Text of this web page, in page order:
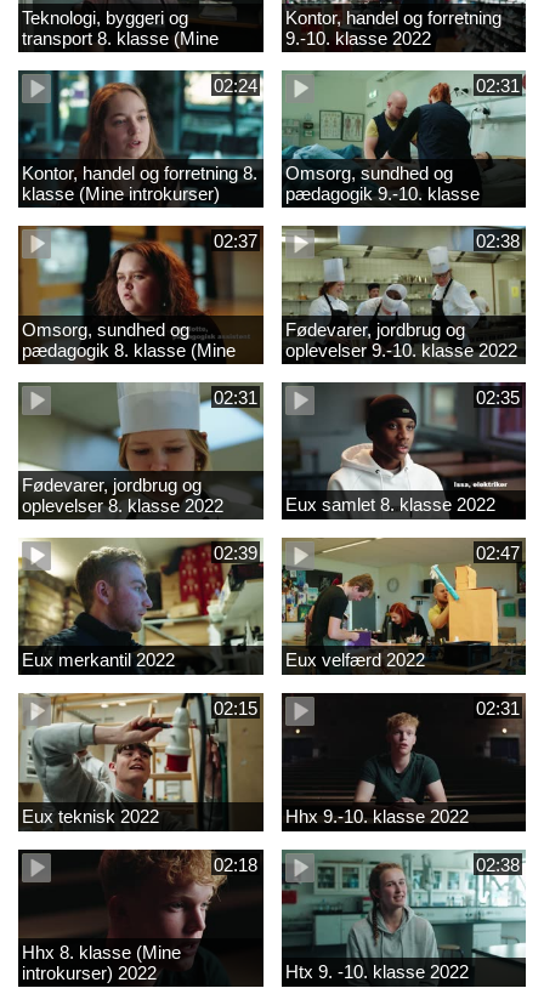
Teknologi, byggeri og
transport 8. klasse (Mine
introkurser) 2022
Kontor, handel og forretning
9.-10. klasse 2022
02:24
Kontor, handel og forretning 8.
klasse (Mine introkurser)
2022
02:31
Omsorg, sundhed og
pædagogik 9.-10. klasse
2022
02:37
Omsorg, sundhed og
pædagogik 8. klasse (Mine
introkurser) 2022
02:38
Fødevarer, jordbrug og
oplevelser 9.-10. klasse 2022
02:31
Fødevarer, jordbrug og
oplevelser 8. klasse 2022
02:35
Eux samlet 8. klasse 2022
02:39
Eux merkantil 2022
02:47
Eux velfærd 2022
02:15
Eux teknisk 2022
02:31
Hhx 9.-10. klasse 2022
02:18
Hhx 8. klasse (Mine
introkurser) 2022
02:38
Htx 9. -10. klasse 2022